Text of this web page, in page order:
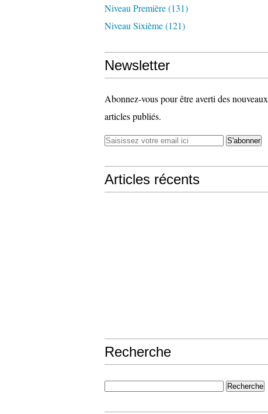
Niveau Première(131)
Niveau Sixième(121)
Newsletter
Abonnez-vous pour être averti des nouveaux
articles publiés.
Articles récents
Recherche